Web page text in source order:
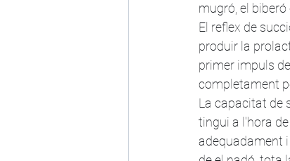
mugró, el biberó
El reflex de
produir la
primer impuls
completament
La capacitat de
tingui a l'hora
adequadament